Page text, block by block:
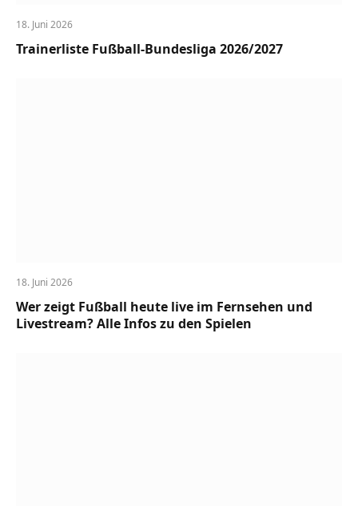
18. Juni 2026
Trainerliste Fußball-Bundesliga 2026/2027
18. Juni 2026
Wer zeigt Fußball heute live im Fernsehen und
Livestream? Alle Infos zu den Spielen